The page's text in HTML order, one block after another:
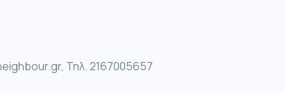
Τηλ. 2167005657